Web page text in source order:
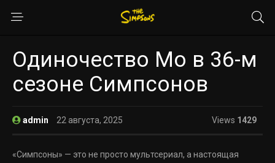
Одиночество Мо в 36-м
сезоне Симпсонов
admin 22 августа, 2025 Views 1429
«Симпсоны» — это не просто мультсериал, а настоящая